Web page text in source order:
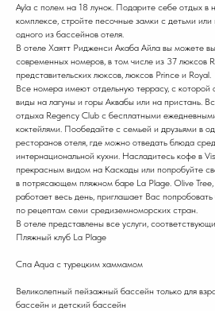
Ayla с полем на 18 лунок. Подарите себе отдых
комплексе, стройте песочные замки с детьми или
одного из бассейнов отеля.
В отеле Хаятт Ридженси Акаба Айла вы можете
современных номеров, в том числе из 37 люксов
представительских люксов, люксов Prince и Royal.
Все номера имеют отдельную террасу, с
виды на лагуны и горы Аквабы или на пристань.
отдыха Regency Club с бесплатными
коктейлями. Пообедайте с семьей и друзьями в
ресторанов отеля, где можно отведать блюда
интернациональной кухни. Насладитесь кофе в
прекрасным видом на Каскады или попробуйте
в потрясающем пляжном баре La Plage. Olive Tree,
работает весь день, приглашает Вас
по рецептам семи средиземноморских стран.
В отеле представлены все услуги,
Пляжный клуб La Plage
Спа Aqua с турецким хаммамом
Великолепный пейзажный бассейн только для
бассейн и детский бассейн